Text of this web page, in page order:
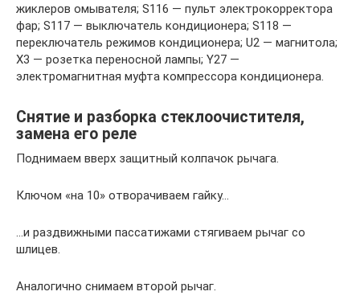
жиклеров омывателя; S116 — пульт электрокорректора
фар; S117 — выключатель кондиционера; S118 —
переключатель режимов кондиционера; U2 — магнитола;
Х3 — розетка переносной лампы; Y27 —
электромагнитная муфта компрессора кондиционера.
Снятие и разборка стеклоочистителя,
замена его реле
Поднимаем вверх защитный колпачок рычага.
Ключом «на 10» отворачиваем гайку…
…и раздвижными пассатижами стягиваем рычаг со
шлицев.
Аналогично снимаем второй рычаг.